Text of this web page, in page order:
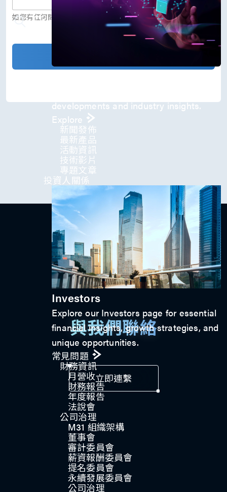
developments and industry insights.
Explore
新聞發佈
最新產品
活動資訊
技術影片​
專題文章
投資人關係
Investors
Explore our Investors page for essential
financial insights, growth strategies, and
unique opportunities.
常見問題
財務資訊
月營收
財務報告
年度報告
法說會
公司治理​
M31 組織架構
董事會
審計委員會
薪資報酬委員會
提名委員會
永續發展委員會
公司治理
c
o
)
如您有任何問題，歡迎留言給我們。
與我們聯絡
立即連繫